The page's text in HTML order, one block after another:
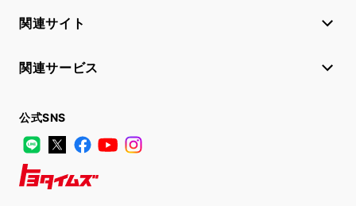
関連サイト
関連サービス
公式SNS
LINE
X FacebookYouTube